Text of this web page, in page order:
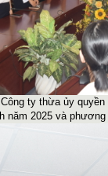
ty thừa ủy
năm 2025 và phương